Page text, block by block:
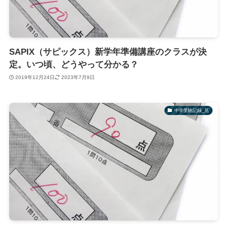
SAPIX（サピックス）新学年準備講座のクラスが決
定。いつ頃、どうやって分かる？
2019年12月24日 2023年7月9日
中学受験記録_兄